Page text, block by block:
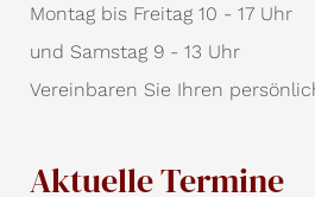
Montag bis Freitag 10 - 17 Uhr
und Samstag 9 - 13 Uhr
Vereinbaren Sie Ihren
Aktuelle Termine